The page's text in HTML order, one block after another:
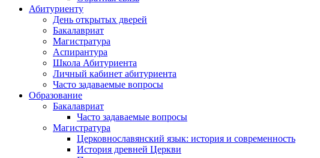
Абитуриенту
День открытых дверей
Бакалавриат
Магистратура
Аспирантура
Школа Абитуриента
Личный кабинет абитуриента
Часто задаваемые вопросы
Образование
Бакалавриат
Часто задаваемые вопросы
Магистратура
Церковнославянский язык: история и современность
История древней Церкви